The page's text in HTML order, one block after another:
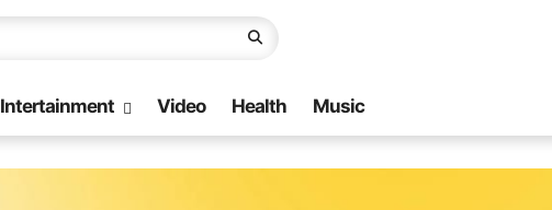
Intertainment Video Health Music